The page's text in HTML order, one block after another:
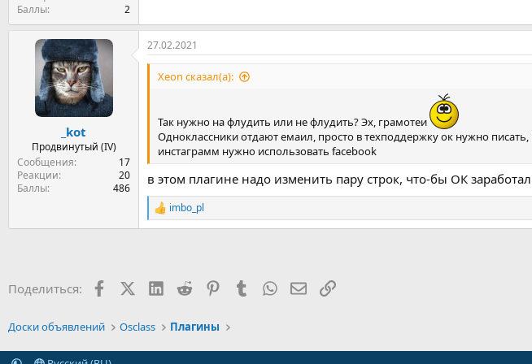
Баллы
2
_kot
Продвинутый (IV)
Сообщения
17
Реакции
20
Баллы
486
27.02.2021
Xeon сказал(а):
Так нужно на флудить или не флудить? Эх, грамотеи
Одноклассники отдают емаил, просто в техподдержку ок нужно
инстаграмм нужно использовать facebook
в этом плагине надо изменить пару строк, что-бы ОК
Р
е
и
imbo_pl
Поделиться: FacebookX (Twitter)
LinkedIn
Reddit PinterestTumblr WhatsApp
Электронная почта
Ссылка
Доски объявлений Osclass Плагины